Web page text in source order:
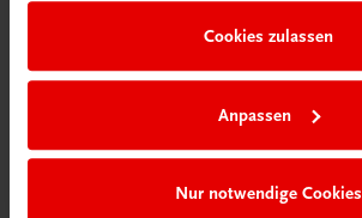
Cookies zulassen
Anpassen
Nur notwendige Cookies
Neu in der DigiBox